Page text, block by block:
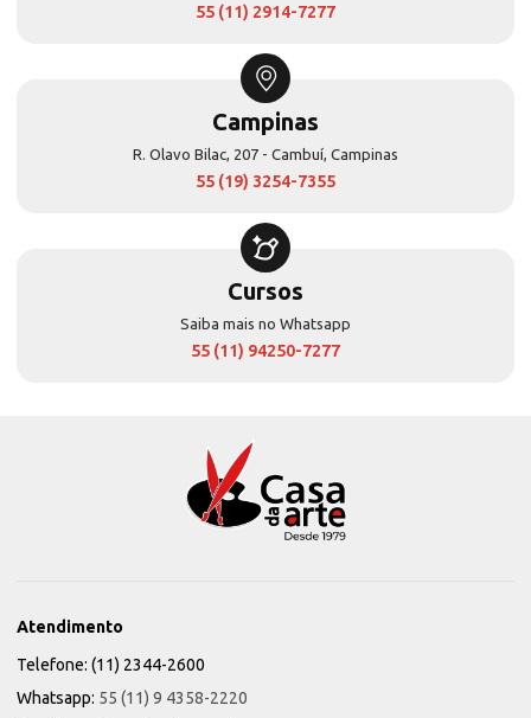
55 (11) 2914-7277
Campinas
R. Olavo Bilac, 207 - Cambuí, Campinas
55 (19) 3254-7355
Cursos
Saiba mais no Whatsapp
55 (11) 94250-7277
Atendimento
Telefone: (11) 2344-2600
Whatsapp: 55 (11) 9 4358-2220